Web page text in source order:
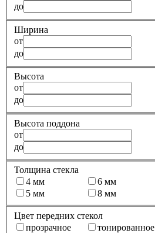
до
Ширина
от
до
Высота
от
до
Высота поддона
от
до
Толщина стекла
4 мм
5 мм
6 мм
8 мм
Цвет передних стекол
прозрачное
тонированное